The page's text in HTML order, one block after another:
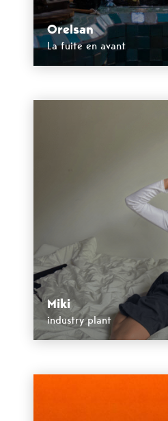
Orelsan
La fuite en avant
Miki
industry plant